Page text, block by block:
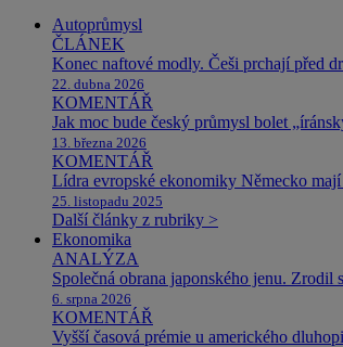
Autoprůmysl
ČLÁNEK
Konec naftové modly. Češi prchají před
22. dubna 2026
KOMENTÁŘ
Jak moc bude český průmysl bolet
13. března 2026
KOMENTÁŘ
Lídra evropské ekonomiky Německo
25. listopadu 2025
Další články z rubriky >
Ekonomika
ANALÝZA
Společná obrana japonského jenu. Zrodil
6. srpna 2026
KOMENTÁŘ
Vyšší časová prémie u amerického